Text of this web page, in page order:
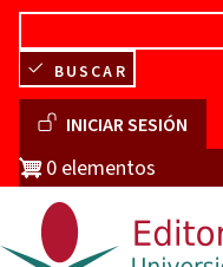
Pasar al contenido
BUSCAR
Menú de
INICIAR SESIÓN
0 elementos